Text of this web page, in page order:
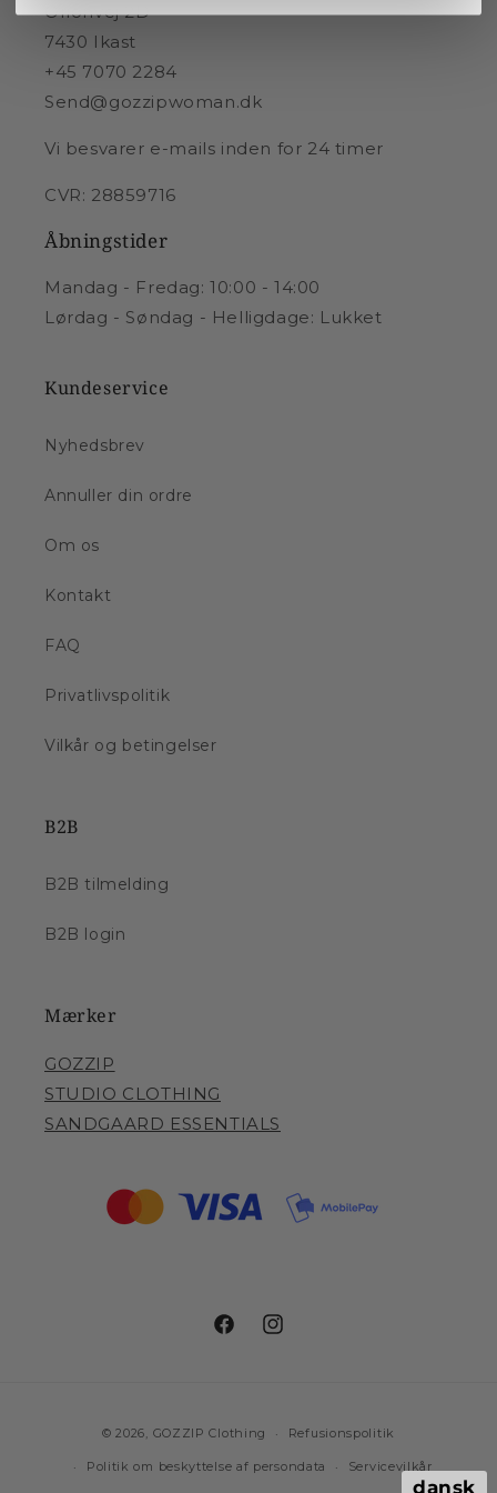
Orionvej 2D
7430 Ikast
+45 7070 2284
Send@gozzipwoman.dk
Vi besvarer e-mails inden for 24 timer
CVR: 28859716
Åbningstider
Mandag - Fredag: 10:00 - 14:00
Lørdag - Søndag - Helligdage: Lukket
Kundeservice
Nyhedsbrev
Annuller din ordre
Om os
Kontakt
FAQ
Privatlivspolitik
Vilkår og betingelser
B2B
B2B tilmelding
B2B login
Mærker
GOZZIP
STUDIO CLOTHING
SANDGAARD ESSENTIALS
FacebookInstagram
© 2026, GOZZIP Clothing Refusionspolitik
Politik om beskyttelse af persondata Servicevilkår
dansk